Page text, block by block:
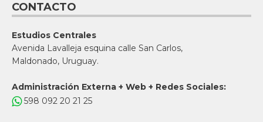
CONTACTO
Estudios Centrales
Avenida Lavalleja esquina calle San Carlos,
Maldonado, Uruguay.
Administración Externa + Web + Redes Sociales:
598 092 20 21 25